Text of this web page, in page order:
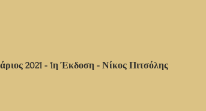
2021 - 1η Έκδοση - Νίκος Πιτσόλης